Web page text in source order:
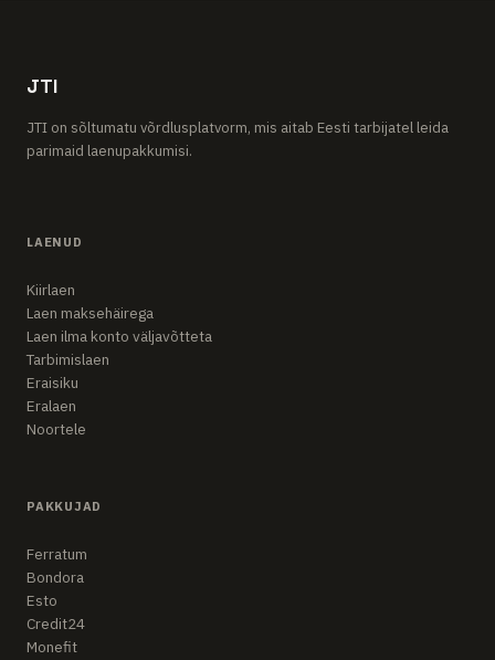
JTI
JTI on sõltumatu võrdlusplatvorm, mis aitab Eesti tarbijatel leida
parimaid laenupakkumisi.
LAENUD
Kiirlaen
Laen maksehäirega
Laen ilma konto väljavõtteta
Tarbimislaen
Eraisiku
Eralaen
Noortele
PAKKUJAD
Ferratum
Bondora
Esto
Credit24
Monefit